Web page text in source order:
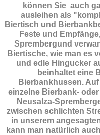
können Sie auch
ausleihen als
Biertisch und
Feste und
Sprembergund
Biertische, wie man es
und edle Hingucker
beinhaltet eine
Bierbankhussen.
einzelne Bierbank-
Neusalza-
zwischen schlichten
in unserem
kann man natürlich